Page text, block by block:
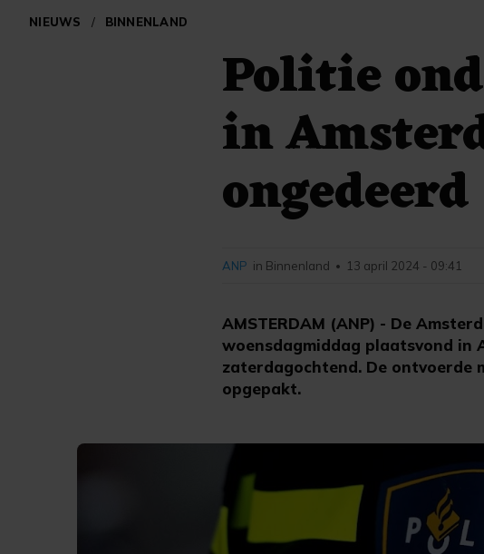
NIEUWS / BINNENLAND
Politie
in
ongedeerd
AMSTERDAM (ANP) - De
woensdagmiddag plaatsvond in
zaterdagochtend. De ontvoerde
opgepakt.
ANP in Binnenland • 13 april 2024 - 09:41